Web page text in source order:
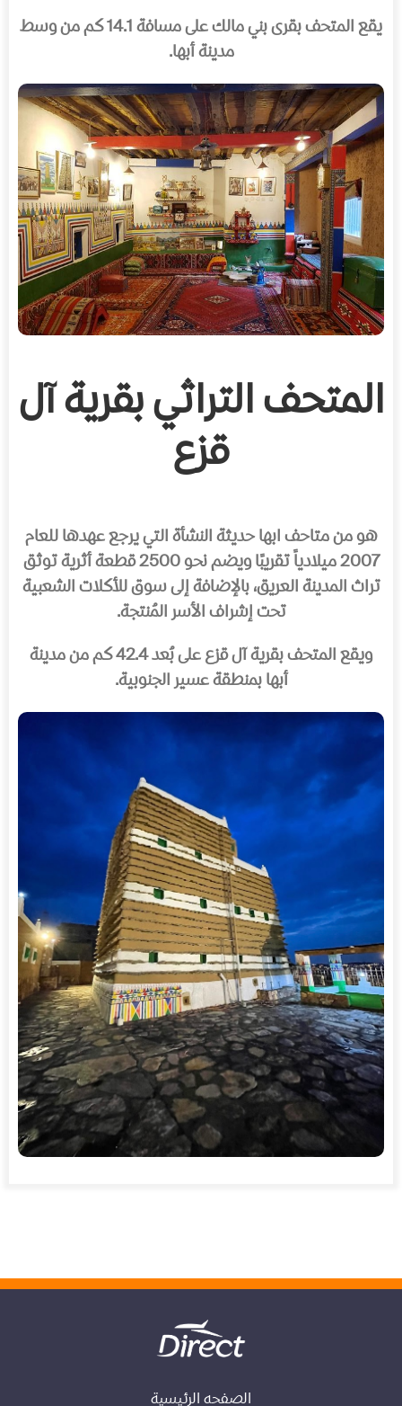
يقع المتحف بقرى بني مالك على مسافة 14.1 كم من وسط
مدينة أبها.
المتحف التراثي بقرية آل
قزع
هو من متاحف ابها حديثة النشأة التي يرجع عهدها للعام
2007 ميلادياً تقريبًا ويضم نحو 2500 قطعة أثرية توثق
تراث المدينة العريق، بالإضافة إلى سوق للأكلات الشعبية
تحت إشراف الأسر المُنتجة.
ويقع المتحف بقرية آل قزع على بُعد 42.4 كم من مدينة
أبها بمنطقة عسير الجنوبية.
الصفحه الرئيسية